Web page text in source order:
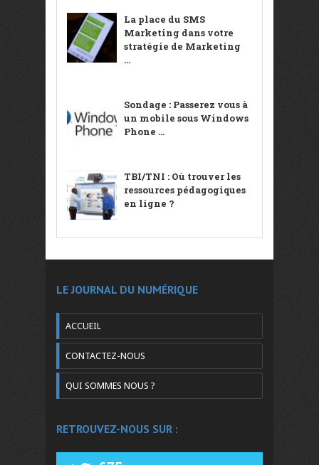
La place du SMS
Marketing dans votre
stratégie de Marketing
...
Sondage : Passerez vous à
un mobile sous Windows
Phone ...
TBI/TNI : Où trouver les
ressources pédagogiques
en ligne ?
LE JOURNAL DU NUMÉRIQUE
ACCUEIL
CONTACTEZ-NOUS
QUI SOMMES NOUS ?
RETROUVEZ-NOUS SUR :